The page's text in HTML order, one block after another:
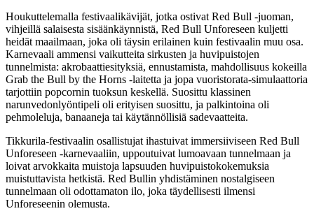
Houkuttelemalla festivaalikävijät, jotka ostivat Red Bull -juoman,
vihjeillä salaisesta sisäänkäynnistä, Red Bull Unforeseen kuljetti
heidät maailmaan, joka oli täysin erilainen kuin festivaalin muu osa.
Karnevaali ammensi vaikutteita sirkusten ja huvipuistojen
tunnelmista: akrobaattiesityksiä, ennustamista, mahdollisuus kokeilla
Grab the Bull by the Horns -laitetta ja jopa vuoristorata-simulaattoria
tarjottiin popcornin tuoksun keskellä. Suosittu klassinen
narunvedonlyöntipeli oli erityisen suosittu, ja palkintoina oli
pehmoleluja, banaaneja tai käytännöllisiä sadevaatteita.
Tikkurila-festivaalin osallistujat ihastuivat immersiiviseen Red Bull
Unforeseen -karnevaaliin, uppoutuivat lumoavaan tunnelmaan ja
loivat arvokkaita muistoja lapsuuden huvipuistokokemuksia
muistuttavista hetkistä. Red Bullin yhdistäminen nostalgiseen
tunnelmaan oli odottamaton ilo, joka täydellisesti ilmensi
Unforeseenin olemusta.